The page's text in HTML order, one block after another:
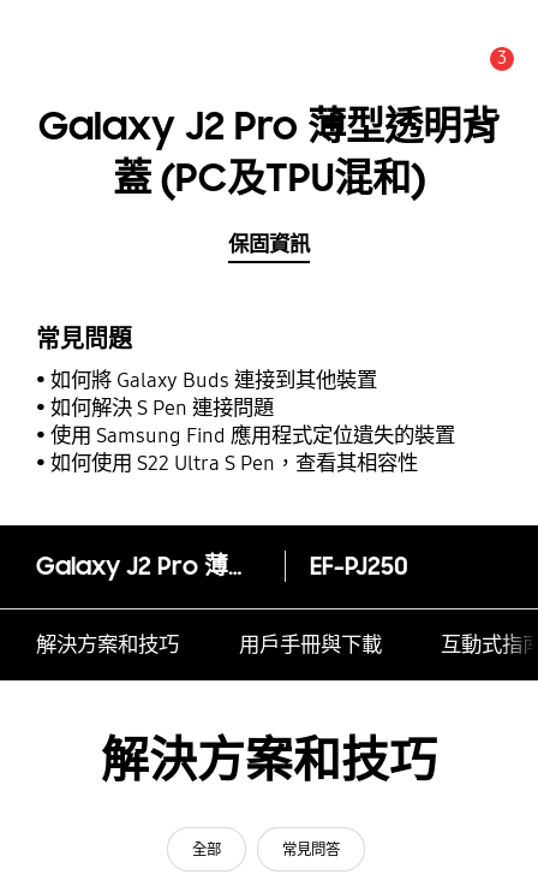
3
Galaxy J2 Pro 薄型透明背
蓋 (PC及TPU混和)
保固資訊
常見問題
如何將 Galaxy Buds 連接到其他裝置
如何解決 S Pen 連接問題
使用 Samsung Find 應用程式定位遺失的裝置
如何使用 S22 Ultra S Pen，查看其相容性
Galaxy J2 Pro 薄型透明背蓋 (PC及TPU混和) EF-PJ250
解決方案和技巧 用戶手冊與下載 互動式指
解決方案和技巧
全部 常見問答